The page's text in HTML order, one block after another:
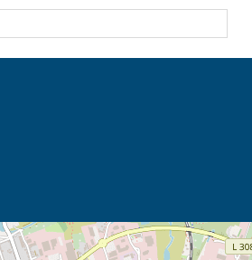
in neuem Tab (Karte)